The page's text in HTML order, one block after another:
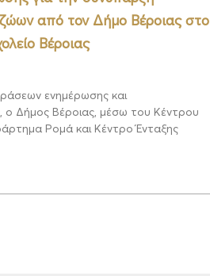
από τον Δήμο Βέροιας στο
Βέροιας
ενημέρωσης και
ο Δήμος Βέροιας, μέσω του Κέντρου
Ρομά και Κέντρο Ένταξης